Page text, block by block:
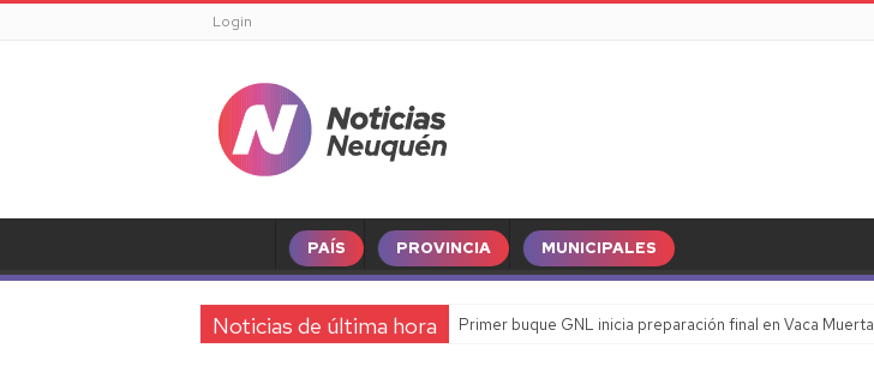
Login
PAÍS PROVINCIA MUNICIPALES
Noticias de última hora Primer buque GNL inicia preparación final en Vaca Muerta